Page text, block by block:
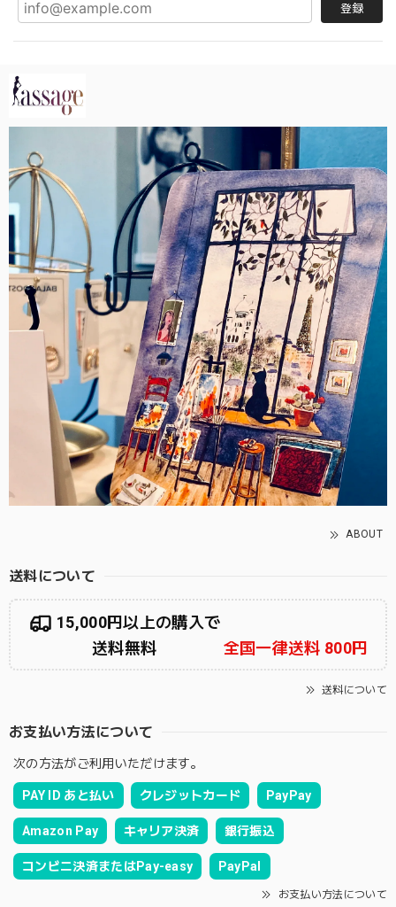
登録
ABOUT
送料について
15,000円以上の購入で
送料無料
全国一律送料 800円
送料について
お支払い方法について
次の方法がご利用いただけます。
PAY ID あと払い クレジットカード PayPay
Amazon Pay キャリア決済 銀行振込
コンビニ決済またはPay-easy PayPal
お支払い方法について